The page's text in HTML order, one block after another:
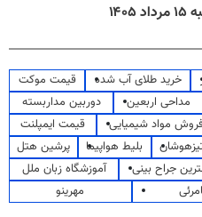
خرید طلای آب شده
قیمت موکت
مداحی اربعین
دوربین مداربسته
مواد شیمیایی
قیمت ایمپلنت
بلیط هواپیما
پرشین هتل
جراح بینی
آموزشگاه زبان ملل
مهرینو